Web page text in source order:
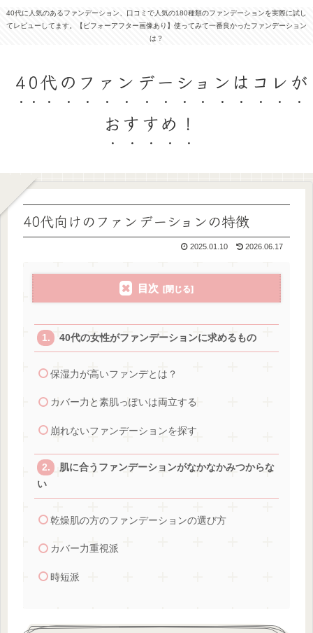
40代に人気のあるファンデーション、口コミで人気の180種類のファンデーションを実際に試し
てレビューしてます。【ビフォーアフター画像あり】使ってみて一番良かったファンデーション
は？
40代のファンデーションはコレが
おすすめ！
40代向けのファンデーションの特徴
2025.01.10 2026.06.17
目次
40代の女性がファンデーションに求めるもの
保湿力が高いファンデとは？
カバー力と素肌っぽいは両立する
崩れないファンデーションを探す
肌に合うファンデーションがなかなかみつからな
い
乾燥肌の方のファンデーションの選び方
カバー力重視派
時短派